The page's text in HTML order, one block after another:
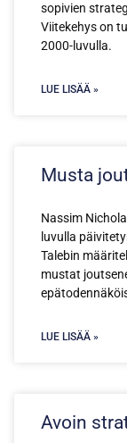
sopivien
Viitekehys on
2000-luvulla.
LUE LISÄÄ »
Musta
Nassim
luvulla
Talebin
mustat
LUE LISÄÄ »
Avoin